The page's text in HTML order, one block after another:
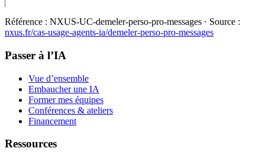
Référence : NXUS-UC-demeler-perso-pro-messages · Source :
nxus.fr/cas-usage-agents-ia/demeler-perso-pro-messages
Passer à l’IA
Vue d’ensemble
Embaucher une IA
Former mes équipes
Conférences & ateliers
Financement
Ressources